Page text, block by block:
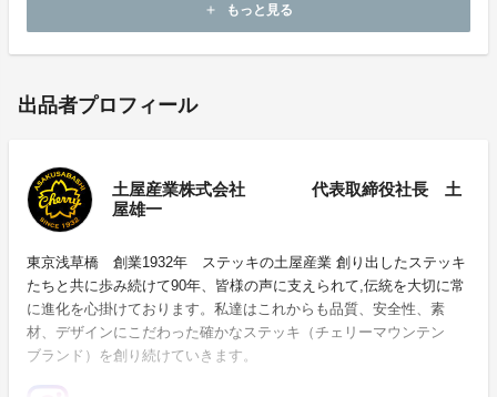
add もっと見る
出品者プロフィール
土屋産業株式会社 代表取締役社長 土
屋雄一
東京浅草橋 創業1932年 ステッキの土屋産業 創り出したステッキ
たちと共に歩み続けて90年、皆様の声に支えられて,伝統を大切に常
に進化を心掛けております。私達はこれからも品質、安全性、素
材、デザインにこだわった確かなステッキ（チェリーマウンテン
ブランド）を創り続けていきます。